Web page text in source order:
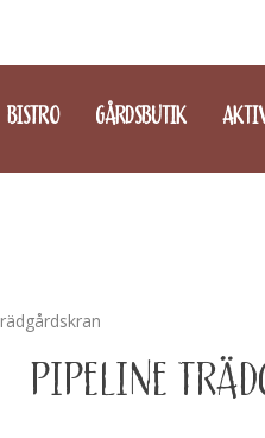
BISTRO GÅRDSBUTIK
PIPELINE